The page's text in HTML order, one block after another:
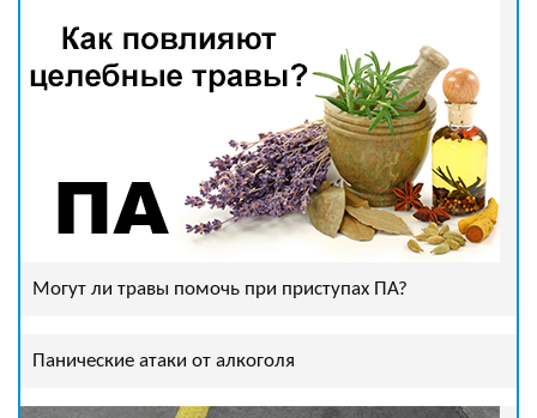
Могут ли травы помочь при приступах ПА?
Панические атаки от алкоголя